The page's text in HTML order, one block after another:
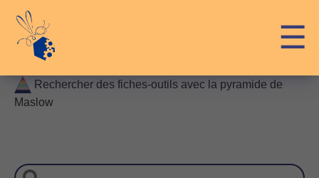
content
☰
Rechercher des fiches-outils avec la pyramide de
Maslow
c